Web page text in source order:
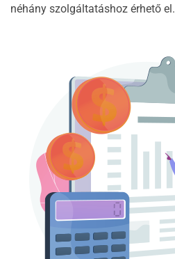
néhány szolgáltatáshoz érhető el.